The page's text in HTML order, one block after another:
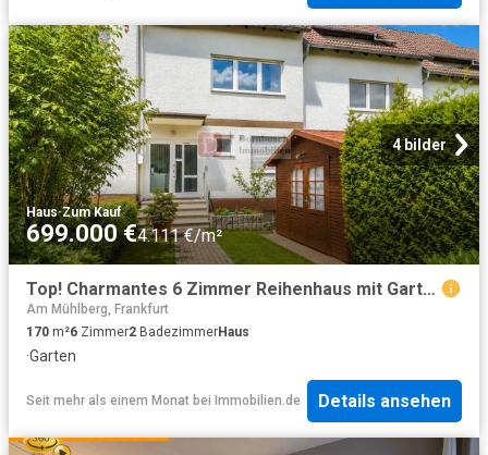
4 bilder
Haus·Zum Kauf
699.000 €4.111 €/m²
Top! Charmantes 6 Zimmer Reihenhaus mit Garten in Top Lage
Am Mühlberg, Frankfurt
170 m²6 Zimmer2 BadezimmerHaus
·Garten
Seit mehr als einem Monat bei Immobilien.de Details ansehen